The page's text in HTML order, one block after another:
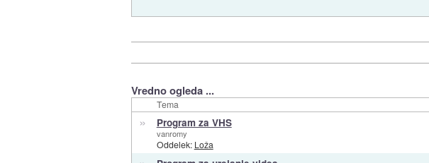
Vredno ogleda ...
Tema
» Program za VHS
vanromy
Oddelek: Loža